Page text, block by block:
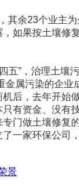
余23个业主为
果按土壤修
”，治理土壤
属污染的企业
，去年开始
资金、没有技
门做土壤修复的
家环保公司
景